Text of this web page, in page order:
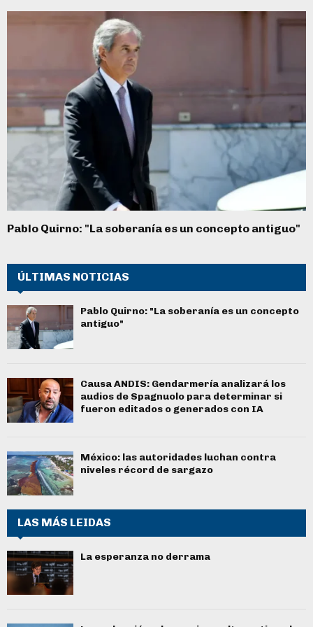
Pablo Quirno: "La soberanía es un concepto antiguo"
ÚLTIMAS NOTICIAS
Pablo Quirno: "La soberanía es un concepto
antiguo"
Causa ANDIS: Gendarmería analizará los
audios de Spagnuolo para determinar si
fueron editados o generados con IA
México: las autoridades luchan contra
niveles récord de sargazo
LAS MÁS LEIDAS
La esperanza no derrama